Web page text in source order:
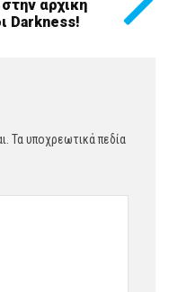
αρχική
Darkness!
Τα υποχρεωτικά πεδία